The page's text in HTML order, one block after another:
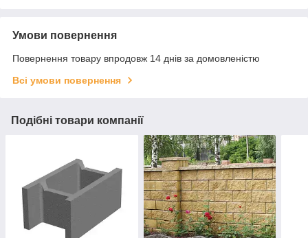
Умови повернення
Повернення товару впродовж 14 днів за домовленістю
Всі умови повернення
Подібні товари компанії